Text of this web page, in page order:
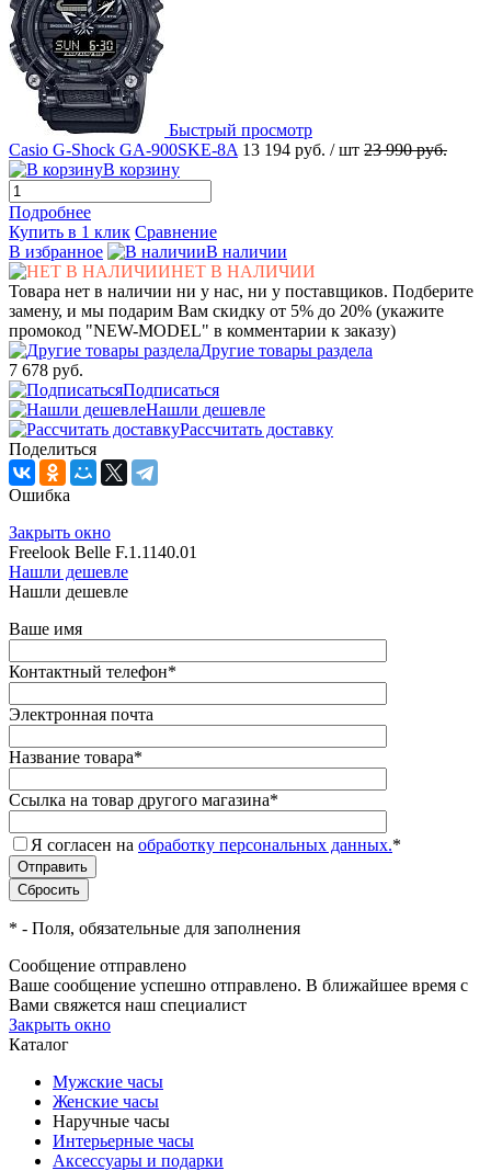
Быстрый просмотр
Casio G-Shock GA-900SKE-8A 13 194 руб. / шт 23 990 руб.
В корзину
Подробнее
Купить в 1 клик Сравнение
В избранное
В наличии
НЕТ В НАЛИЧИИ
Товара нет в наличии ни у нас, ни у поставщиков. Подберите
замену, и мы подарим Вам скидку от 5% до 20% (укажите
промокод "NEW-MODEL" в комментарии к заказу)
Другие товары раздела
7 678 руб.
Подписаться
Нашли дешевле
Рассчитать доставку
Поделиться
Ошибка
Закрыть окно
Freelook Belle F.1.1140.01
Нашли дешевле
Нашли дешевле
Ваше имя
Контактный телефон*
Электронная почта
Название товара*
Ссылка на товар другого магазина*
Я согласен на обработку персональных данных.*
* - Поля, обязательные для заполнения
Сообщение отправлено
Ваше сообщение успешно отправлено. В ближайшее время с
Вами свяжется наш специалист
Закрыть окно
Каталог
Мужские часы
Женские часы
Наручные часы
Интерьерные часы
Аксессуары и подарки